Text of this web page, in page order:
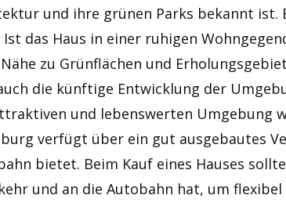
und ihre grünen Parks bekannt ist.
das Haus in einer ruhigen
zu Grünflächen und
die künftige Entwicklung der
und lebenswerten Umgebung
verfügt über ein gut ausgebautes
bietet. Beim Kauf eines Hauses
und an die Autobahn hat, um